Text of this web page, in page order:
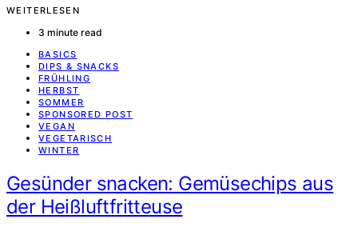
WEITERLESEN
3 minute read
BASICS
DIPS & SNACKS
FRÜHLING
HERBST
SOMMER
SPONSORED POST
VEGAN
VEGETARISCH
WINTER
Gesünder snacken: Gemüsechips aus
der Heißluftfritteuse